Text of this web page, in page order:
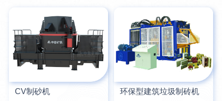
CV制砂机 环保型建筑垃圾制砖机